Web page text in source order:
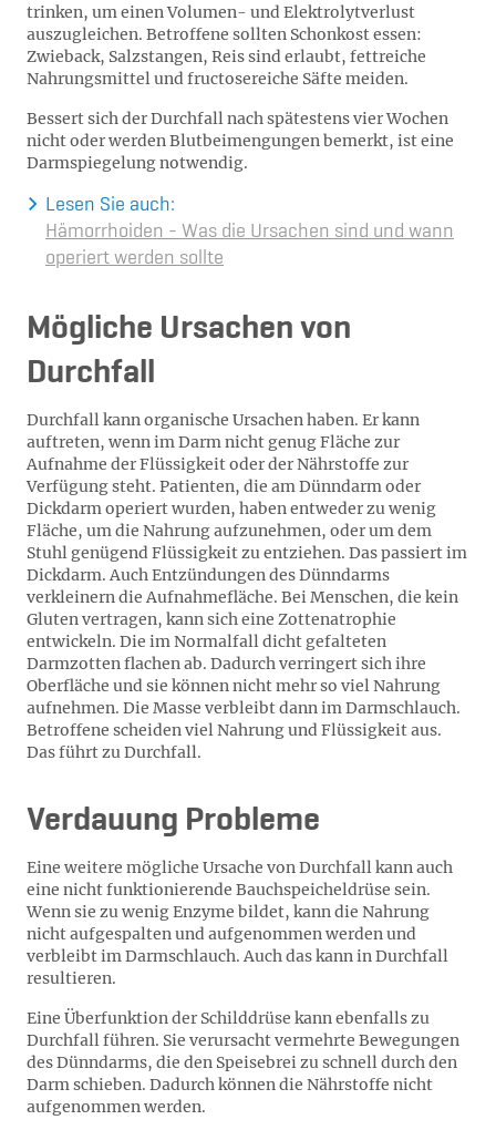
trinken, um einen Volumen- und Elektrolytverlust
auszugleichen. Betroffene sollten Schonkost essen:
Zwieback, Salzstangen, Reis sind erlaubt, fettreiche
Nahrungsmittel und fructosereiche Säfte meiden.
Bessert sich der Durchfall nach spätestens vier Wochen
nicht oder werden Blutbeimengungen bemerkt, ist eine
Darmspiegelung notwendig.
Lesen Sie auch:
Hämorrhoiden - Was die Ursachen sind und wann
operiert werden sollte
Mögliche Ursachen von
Durchfall
Durchfall kann organische Ursachen haben. Er kann
auftreten, wenn im Darm nicht genug Fläche zur
Aufnahme der Flüssigkeit oder der Nährstoffe zur
Verfügung steht. Patienten, die am Dünndarm oder
Dickdarm operiert wurden, haben entweder zu wenig
Fläche, um die Nahrung aufzunehmen, oder um dem
Stuhl genügend Flüssigkeit zu entziehen. Das passiert im
Dickdarm. Auch Entzündungen des Dünndarms
verkleinern die Aufnahmefläche. Bei Menschen, die kein
Gluten vertragen, kann sich eine Zottenatrophie
entwickeln. Die im Normalfall dicht gefalteten
Darmzotten flachen ab. Dadurch verringert sich ihre
Oberfläche und sie können nicht mehr so viel Nahrung
aufnehmen. Die Masse verbleibt dann im Darmschlauch.
Betroffene scheiden viel Nahrung und Flüssigkeit aus.
Das führt zu Durchfall.
Verdauung Probleme
Eine weitere mögliche Ursache von Durchfall kann auch
eine nicht funktionierende Bauchspeicheldrüse sein.
Wenn sie zu wenig Enzyme bildet, kann die Nahrung
nicht aufgespalten und aufgenommen werden und
verbleibt im Darmschlauch. Auch das kann in Durchfall
resultieren.
Eine Überfunktion der Schilddrüse kann ebenfalls zu
Durchfall führen. Sie verursacht vermehrte Bewegungen
des Dünndarms, die den Speisebrei zu schnell durch den
Darm schieben. Dadurch können die Nährstoffe nicht
aufgenommen werden.